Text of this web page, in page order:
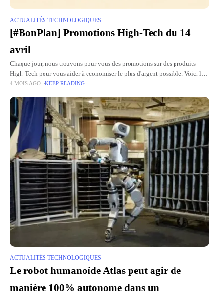
ACTUALITÉS TECHNOLOGIQUES
[#BonPlan] Promotions High-Tech du 14
avril
Chaque jour, nous trouvons pour vous des promotions sur des produits
High-Tech pour vous aider à économiser le plus d'argent possible. Voici la
liste des bons plans du jour (valable
4 MOIS AGO KEEP READING
ACTUALITÉS TECHNOLOGIQUES
Le robot humanoïde Atlas peut agir de
manière 100% autonome dans un